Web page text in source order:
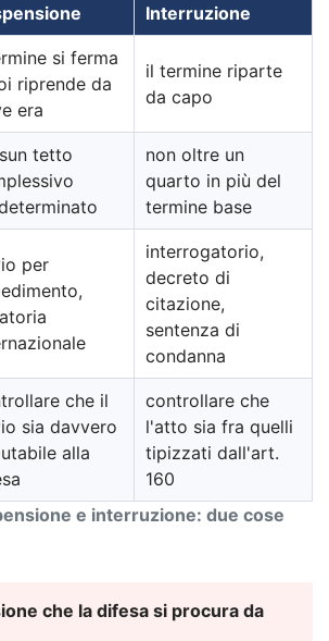
e interruzione: due cose
Interruzione
si ferma
riprende da
era
il termine riparte
da capo
tetto
non oltre un
quarto in più del
termine base
per
interrogatorio,
decreto di
citazione,
sentenza di
condanna
che il
sia davvero
alla
controllare che
l'atto sia fra quelli
tipizzati dall'art.
160
che la difesa si procura da